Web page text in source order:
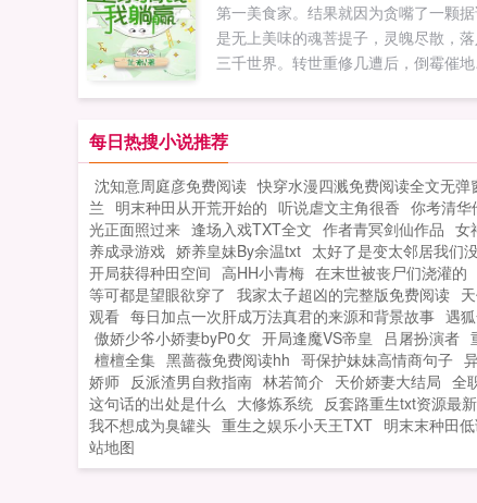
第一美食家。结果就因为贪嘴了一颗
是无上美味的魂菩提子，灵魄尽散，落
三千世界。转世重修几遭后，倒霉催
和和美美。再看全家都在努力搞钱，躺
指日可待！只不过很快的，君小小就
这个世界有那么亿点点不对劲。...
每日热搜小说推荐
沈知意周庭彦免费阅读 快穿水漫四溅免费阅读全文无弹
兰 明末种田从开荒开始的 听说虐文主角很香 你考清华
光正面照过来 逢场入戏TXT全文 作者青冥剑仙作品 女
养成录游戏 娇养皇妹By余温txt 太好了是变太邻居我们
开局获得种田空间 高HH小青梅 在末世被丧尸们浇灌的
等可都是望眼欲穿了 我家太子超凶的完整版免费阅读
观看 每日加点一次肝成万法真君的来源和背景故事 遇
傲娇少爷小娇妻byP0攵 开局逢魔VS帝皇 吕屠扮演者
檀檀全集 黑蔷薇免费阅读hh 哥保护妹妹高情商句子
娇师 反派渣男自救指南 林若简介 天价娇妻大结局 全
这句话的出处是什么 大修炼系统 反套路重生txt资源最
我不想成为臭罐头 重生之娱乐小天王TXT 明末末种田
站地图